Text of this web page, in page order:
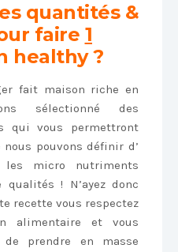
quantités &
faire 1
healthy ‪?
fait maison riche en
sélectionné des
qui vous permettront
pouvons définir d’
micro nutriments
! N’ayez donc
recette vous respectez
alimentaire et vous
prendre en masse